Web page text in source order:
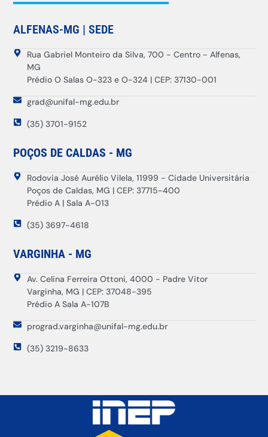
ALFENAS-MG | SEDE
Rua Gabriel Monteiro da Silva, 700 - Centro - Alfenas,
MG
Prédio O Salas O-323 e O-324 | CEP: 37130-001
grad@unifal-mg.edu.br
(35) 3701-9152
POÇOS DE CALDAS - MG
Rodovia José Aurélio Vilela, 11999 - Cidade Universitária
Poços de Caldas, MG | CEP: 37715-400
Prédio A | Sala A-013
(35) 3697-4618
VARGINHA - MG
Av. Celina Ferreira Ottoni, 4000 - Padre Vitor
Varginha, MG | CEP: 37048-395
Prédio A Sala A-107B
prograd.varginha@unifal-mg.edu.br
(35) 3219-8633